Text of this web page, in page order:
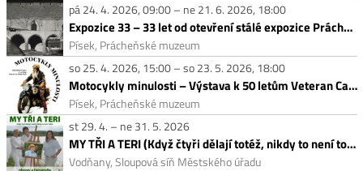
pá 24. 4. 2026, 09:00 – ne 21. 6. 2026, 18:00
Expozice 33 – 33 let od otevření stálé expozice Prácheňského muzea
Písek, Prácheňské muzeum
so 25. 4. 2026, 15:00 – so 23. 5. 2026, 18:00
Motocykly minulosti – Výstava k 50 letům Veteran Car Clubu Písek
Písek, Prácheňské muzeum
st 29. 4. – ne 31. 5. 2026
MY TŘI A TERI (Když čtyři dělají totéž, nikdy to není totéž.)
Vodňany, Sloupová síň Městského úřadu